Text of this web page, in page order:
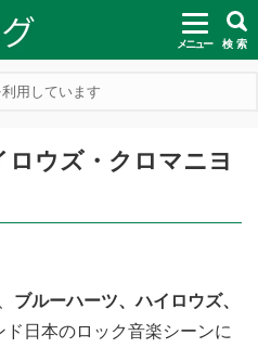
メニュー 検 索
用しています
ウズ・クロマニヨ
ブルーハーツ、ハイロウズ、
ド日本のロック音楽シーンに